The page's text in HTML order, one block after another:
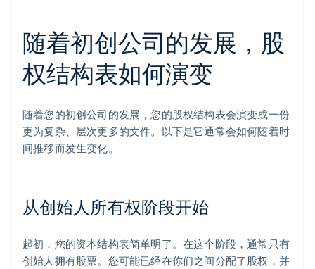
随着初创公司的发展，股
权结构表如何演变
随着您的初创公司的发展，您的股权结构表会演变成一份
更为复杂、层次更多的文件。以下是它通常会如何随着时
间推移而发生变化。
从创始人所有权阶段开始
起初，您的资本结构表简单明了。在这个阶段，通常只有
创始人拥有股票。您可能已经在你们之间分配了股权，并